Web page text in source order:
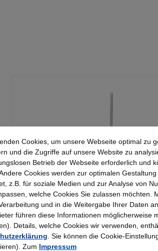
Kerkmann - Wandschiene lichtgrau
70-BV
25,23 €*
Cookies, um unsere Webseite optimal zu
und die Zugriffe auf unsere Website zu
Betrieb der Webseite erforderlich und
Cookies werden zur optimalen
z.B. für soziale Medien und zur Analyse von
welche Cookies Sie zulassen möchten.
und in die Weitergabe Ihrer Daten
führen diese Informationen möglicherweise
Details, welche Cookies wir verwenden,
. Sie können die Cookie-
Zum Impressum